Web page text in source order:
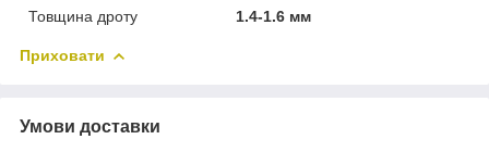
Товщина дроту
1.4-1.6 мм
Приховати
Умови доставки